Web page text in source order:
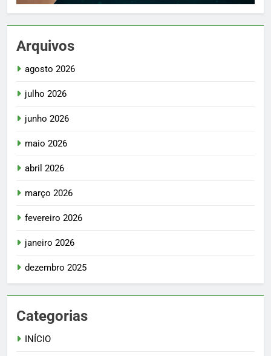
Arquivos
agosto 2026
julho 2026
junho 2026
maio 2026
abril 2026
março 2026
fevereiro 2026
janeiro 2026
dezembro 2025
Categorias
INÍCIO